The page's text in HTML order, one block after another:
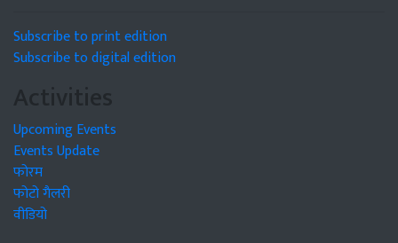
Subscribe to print edition
Subscribe to digital edition
Activities
Upcoming Events
Events Update
फोरम
फोटो गैलरी
वीडियो